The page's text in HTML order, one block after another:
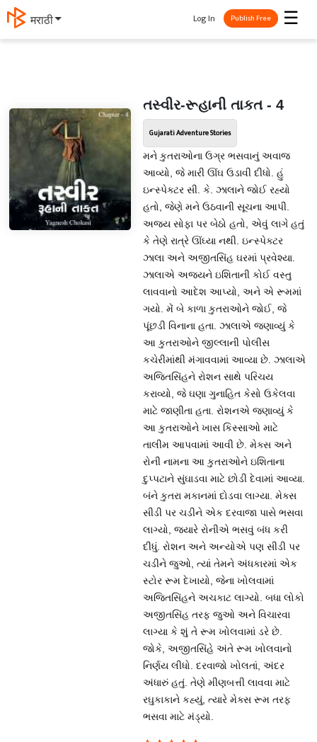
मराठी ☰
Log In Publish Free
તસ્વીર-રૂહાની તાકત - 4
Gujarati Adventure Stories
મને કુતરાઓના ઉગ્ર ભસવાનું અવાજ
આવ્યો, જે મારી ઊંઘ ઉડાવી દીધો. હું
ઇન્સ્પેક્ટર સી. કે. ઝાલાને જોઈ રહ્યો
હતો, જેણે મને ઉઠવાની સૂચના આપી.
અજય સોફા પર બેઠો હતો, એવું લાગે હતું
કે તેણે રાત્રે ઊંઘ્યા નથી. ઇન્સ્પેક્ટર
ઝાલા અને અજીતસિંહ ઘરમાં પ્રવેશ્યા.
ઝાલાએ અજયને ઇશિતાની કોઈ વસ્તુ
લાવવાનો આદેશ આપ્યો, અને એ રૂમમાં
ગયો. મેં બે કાળા કુતરાઓને જોઈ, જે
પૂંછડી વિનાના હતા. ઝાલાએ જણાવ્યું કે
આ કુતરાઓને જીલ્લાની પોલીસ
કચેરીમાંથી મંગાવવામાં આવ્યા છે. ઝાલાએ
અજિતસિંહને રોશન સાથે પરિચય
કરાવ્યો, જે ઘણા ગુનાહિત કેસો ઉકેલવા
માટે જાણીતા હતા. રોશનએ જણાવ્યું કે
આ કુતરાઓને ખાસ કિસ્સાઓ માટે
તાલીમ આપવામાં આવી છે. મેક્સ અને
રોની નામના આ કુતરાઓને ઇશિતાના
દુપ્પટાને સુંઘાડવા માટે છોડી દેવામાં આવ્યા.
બંને કુતરા મકાનમાં દોડવા લાગ્યા. મેક્સ
સીડી પર ચડીને એક દરવાજા પાસે ભસવા
લાગ્યો, જ્યારે રોનીએ ભસવું બંધ કરી
દીધું. રોશન અને અન્યોએ પણ સીડી પર
ચડીને જુઓ, ત્યાં તેમને અંધકારમાં એક
સ્ટોર રૂમ દેખાયો, જેના ખોલવામાં
અજિતસિંહને અચકાટ લાગ્યો. બધા લોકો
અજીતસિંહ તરફ જુઓ અને વિચારવા
લાગ્યા કે શું તે રૂમ ખોલવામાં ડરે છે.
જોકે, અજીતસિંહે અંતે રૂમ ખોલવાનો
નિર્ણય લીધો. દરવાજો ખોલતાં, અંદર
અંધારું હતું. તેણે મીણબત્તી લાવવા માટે
રઘુકાકાને કહ્યું, ત્યારે મેક્સ રૂમ તરફ
ભસવા માટે મંડ્યો.